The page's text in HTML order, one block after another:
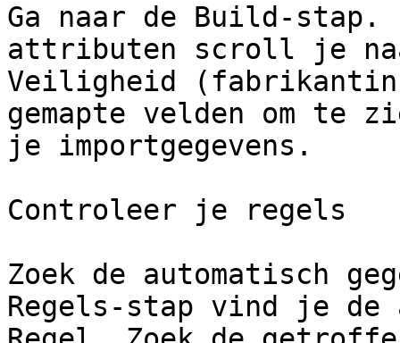
Ga naar de Build-stap.
attributen scroll je
Veiligheid
gemapte velden om te
je importgegevens.
Controleer je regels
Zoek de automatisch
Regels-stap vind je de